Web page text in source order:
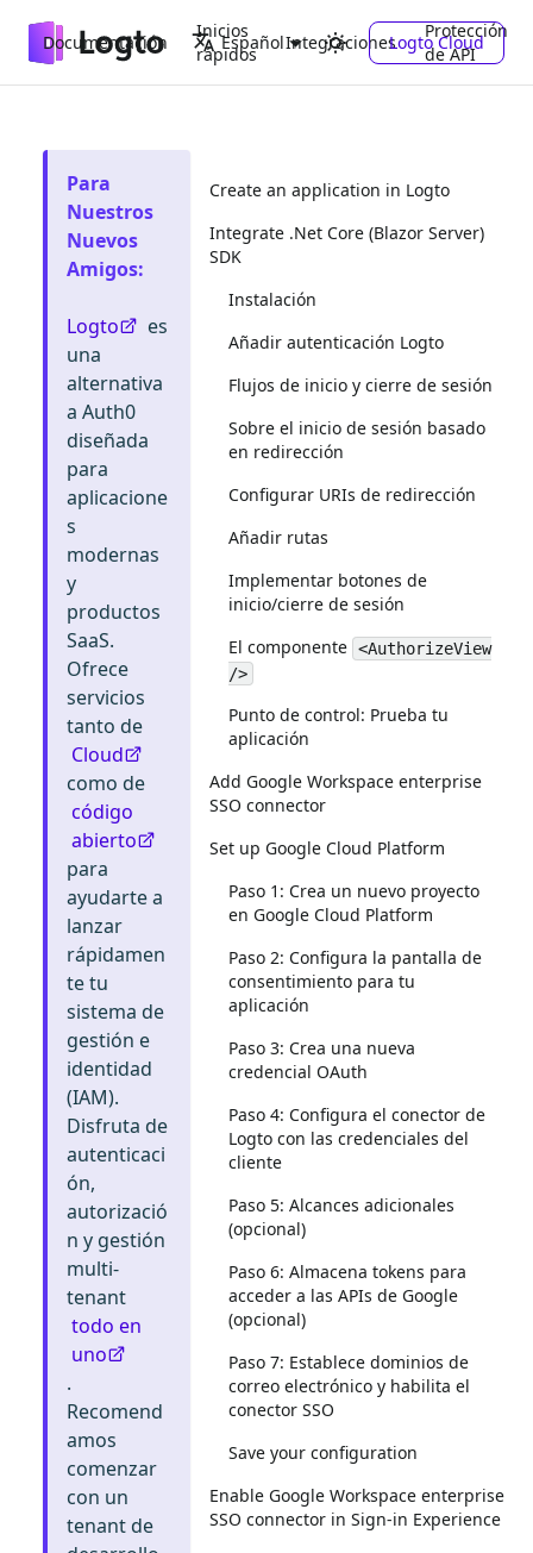
Documentación
Inicios
rápidos
Integraciones
Protección
de API
Español Logto Cloud
Para
Nuestros
Nuevos
Amigos:
Logto
es
una
alternativa
a Auth0
diseñada
para
aplicacione
s
modernas
y
productos
SaaS.
Ofrece
servicios
tanto de
Cloud
como de
código
abierto
para
ayudarte a
lanzar
rápidamen
te tu
sistema de
gestión e
identidad
(IAM).
Disfruta de
autenticaci
ón,
autorizació
n y gestión
multi-
tenant
todo en
uno
.
Recomend
amos
comenzar
con un
tenant de
Create an application in Logto
Integrate .Net Core (Blazor Server)
SDK
Instalación
Añadir autenticación Logto
Flujos de inicio y cierre de sesión
Sobre el inicio de sesión basado
en redirección
Configurar URIs de redirección
Añadir rutas
Implementar botones de
inicio/cierre de sesión
El componente <AuthorizeView
/>
Punto de control: Prueba tu
aplicación
Add Google Workspace enterprise
SSO connector
Set up Google Cloud Platform
Paso 1: Crea un nuevo proyecto
en Google Cloud Platform
Paso 2: Configura la pantalla de
consentimiento para tu
aplicación
Paso 3: Crea una nueva
credencial OAuth
Paso 4: Configura el conector de
Logto con las credenciales del
cliente
Paso 5: Alcances adicionales
(opcional)
Paso 6: Almacena tokens para
acceder a las APIs de Google
(opcional)
Paso 7: Establece dominios de
correo electrónico y habilita el
conector SSO
Save your configuration
Enable Google Workspace enterprise
SSO connector in Sign-in Experience